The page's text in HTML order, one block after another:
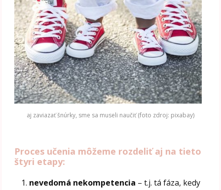
aj zaviazať šnúrky, sme sa museli naučiť (foto zdroj: pixabay)
Proces učenia môžeme rozdeliť aj na tieto
štyri etapy:
nevedomá nekompetencia – t.j. tá fáza, kedy